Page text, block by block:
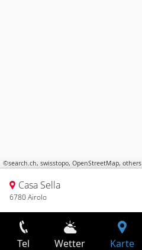
©search.ch, swisstopo, OpenStreetMap, others
Casa Sella
6780 Airolo
Tel Wetter Karte